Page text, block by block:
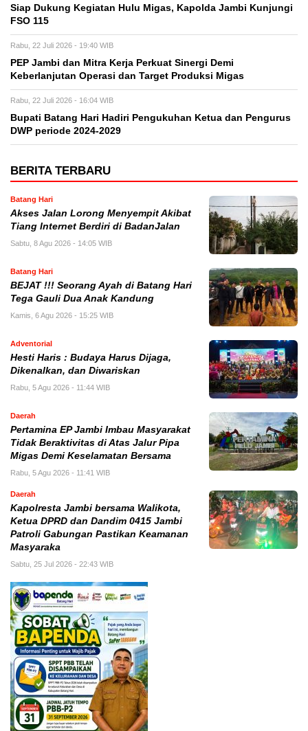
Siap Dukung Kegiatan Hulu Migas, Kapolda Jambi Kunjungi
FSO 115
Rabu, 22 Juli 2026 - 19:40 WIB
PEP Jambi dan Mitra Kerja Perkuat Sinergi Demi
Keberlanjutan Operasi dan Target Produksi Migas
Rabu, 22 Juli 2026 - 16:04 WIB
Bupati Batang Hari Hadiri Pengukuhan Ketua dan Pengurus
DWP periode 2024-2029
BERITA TERBARU
Batang Hari
Akses Jalan Lorong Menyempit Akibat
Tiang Internet Berdiri di BadanJalan
Sabtu, 8 Agu 2026 - 14:05 WIB
Batang Hari
BEJAT !!! Seorang Ayah di Batang Hari
Tega Gauli Dua Anak Kandung
Kamis, 6 Agu 2026 - 15:25 WIB
Adventorial
Hesti Haris : Budaya Harus Dijaga,
Dikenalkan, dan Diwariskan
Rabu, 5 Agu 2026 - 11:44 WIB
Daerah
Pertamina EP Jambi Imbau Masyarakat
Tidak Beraktivitas di Atas Jalur Pipa
Migas Demi Keselamatan Bersama
Rabu, 5 Agu 2026 - 11:41 WIB
Daerah
Kapolresta Jambi bersama Walikota,
Ketua DPRD dan Dandim 0415 Jambi
Patroli Gabungan Pastikan Keamanan
Masyaraka
Sabtu, 25 Jul 2026 - 22:43 WIB